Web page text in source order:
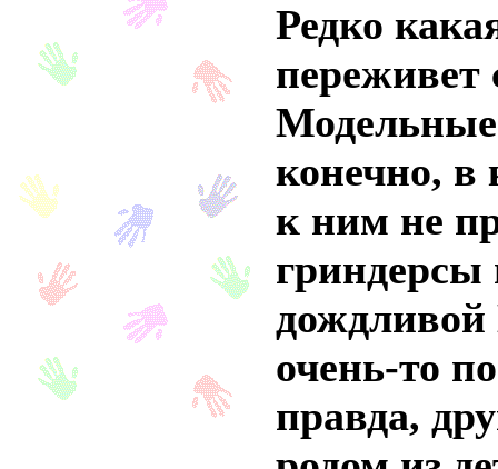
Редко
переживет
конечно, в
к ним не
гриндерсы
очень-то
правда,